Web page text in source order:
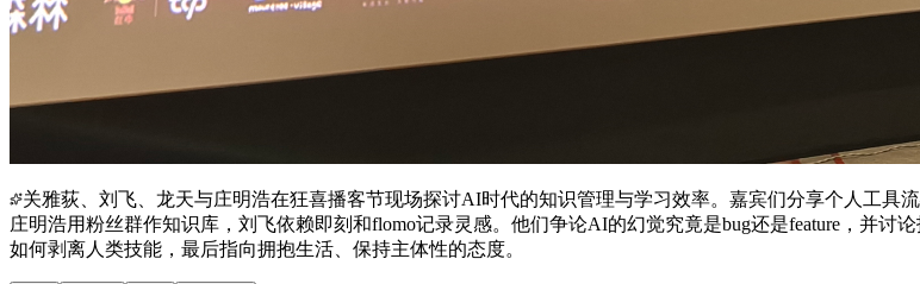
关雅荻、刘飞、龙天与庄明浩在狂喜播客节现场探讨AI时代的知识管理与学习效率。嘉宾们分享个人工
庄明浩用粉丝群作知识库，刘飞依赖即刻和flomo记录灵感。他们争论AI的幻觉究竟是bug还是feature，并讨
如何剥离人类技能，最后指向拥抱生活、保持主体性的态度。